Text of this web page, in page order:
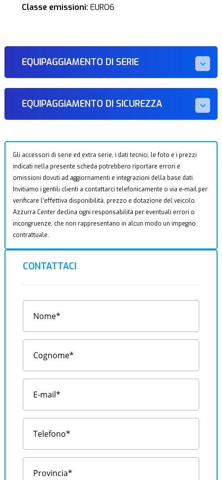
Classe emissioni: EURO6
EQUIPAGGIAMENTO DI SERIE
EQUIPAGGIAMENTO DI SICUREZZA
Gli accessori di serie ed extra serie, i dati tecnici, le foto e i prezzi
indicati nella presente scheda potrebbero riportare errori e
omissioni dovuti ad aggiornamenti e integrazioni della base dati.
Invitiamo i gentili clienti a contattarci telefonicamente o via e-mail per
verificare l’effettiva disponibilità, prezzo e dotazione del veicolo.
Azzurra Center declina ogni responsabilità per eventuali errori o
incongruenze, che non rappresentano in alcun modo un impegno
contrattuale.
CONTATTACI